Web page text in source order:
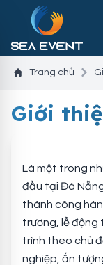
Trang chủ
Giới
Là một trong
đầu tại Đà
thành công
trương, lễ động
trình theo chủ
nghiệp, ấn